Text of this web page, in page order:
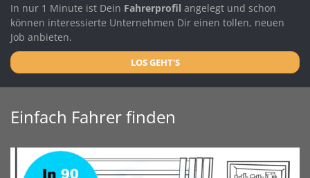
In nur 1 Minute ist Dein Fahrerprofil angelegt und schon
können interessierte Unternehmen Dir einen tollen, neuen
Job anbieten.
LOS GEHT'S
Einfach Fahrer finden